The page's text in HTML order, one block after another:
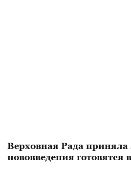
Верховная Рада приняла
нововведения готовятся